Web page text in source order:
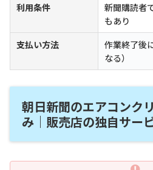
利用条件
新聞購読者
もあり
支払い方法
作業終了後
なる）
朝日新聞のエアコンク
み｜販売店の独自サー